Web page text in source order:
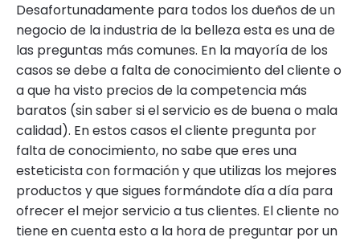
Desafortunadamente para todos los dueños de un
negocio de la industria de la belleza esta es una de
las preguntas más comunes. En la mayoría de los
casos se debe a falta de conocimiento del cliente o
a que ha visto precios de la competencia más
baratos (sin saber si el servicio es de buena o mala
calidad). En estos casos el cliente pregunta por
falta de conocimiento, no sabe que eres una
esteticista con formación y que utilizas los mejores
productos y que sigues formándote día a día para
ofrecer el mejor servicio a tus clientes. El cliente no
tiene en cuenta esto a la hora de preguntar por un